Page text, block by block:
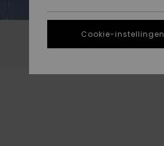
Cookie-instellingen